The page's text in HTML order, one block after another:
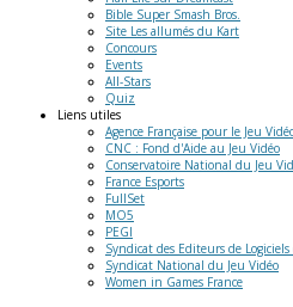
Bible Super Smash Bros.
Site Les allumés du Kart
Concours
Events
All-Stars
Quiz
Liens utiles
Agence Française pour le Jeu
CNC : Fond d'Aide au Jeu Vidéo
Conservatoire National du Jeu
France Esports
FullSet
MO5
PEGI
Syndicat des Editeurs de Logiciels
Syndicat National du Jeu Vidéo
Women in Games France